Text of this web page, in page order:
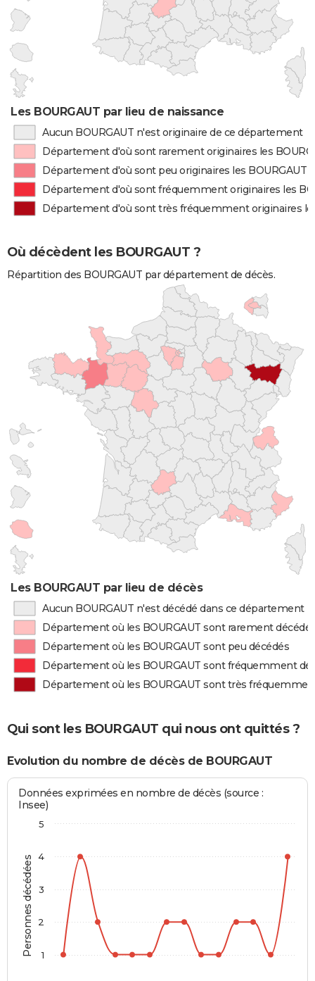
Les BOURGAUT par lieu de naissance
Aucun BOURGAUT n'est originaire de ce département
Département d'où sont rarement originaires les
Département d'où sont peu originaires les BOURGAUT
Département d'où sont fréquemment originaires les
Département d'où sont très fréquemment originaires
Où décèdent les BOURGAUT ?
Répartition des BOURGAUT par département de décès.
Les BOURGAUT par lieu de décès
Aucun BOURGAUT n'est décédé dans ce département
Département où les BOURGAUT sont rarement
Département où les BOURGAUT sont peu décédés
Département où les BOURGAUT sont fréquemment
Département où les BOURGAUT sont très
Qui sont les BOURGAUT qui nous ont quittés ?
Evolution du nombre de décès de BOURGAUT
Personnes décédées
Données exprimées en nombre de décès (source :
Insee)
1
2
3
4
5